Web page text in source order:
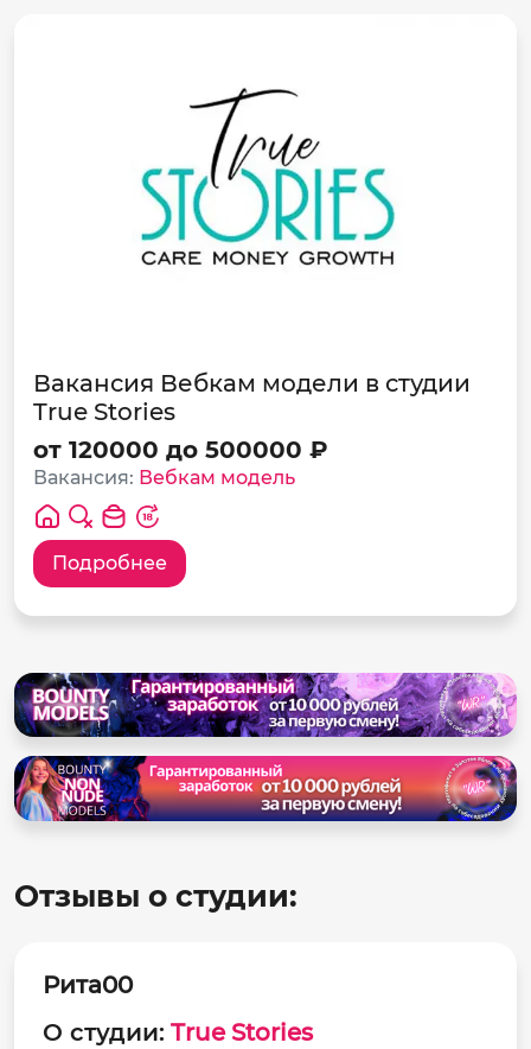
Вакансия Вебкам модели в студии
True Stories
от 120000 до 500000 ₽
Вакансия: Вебкам модель
Подробнее
Отзывы о студии:
Рита00
О студии: True Stories